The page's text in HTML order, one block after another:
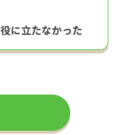
役に立たなかった